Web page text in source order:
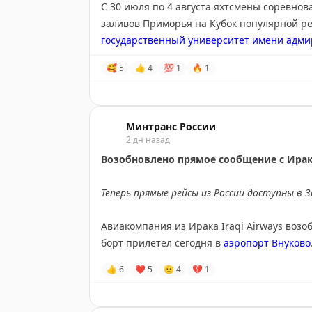
С 30 июля по 4 августа яхтсмены
заливов Приморья на Кубок популярной
государственный университет имени
Дата проведения выбрана неслучайно. 1
островом Сахалин составляет российские
честь этой даты регата проводится в эти
Обладая одним из самых больших
активным участником. Во всех зачетных
#КадрыТранспорта #рекаморе|
🦅Минтранс в MAКС
🥰5 👍 4 💯 1 🔥 1
Минтранс России
2 дн назад
Возобновлено прямое сообщение с
Теперь прямые рейсы из России доступны в
Авиакомпания из Ирака Iraqi Airways
борт прилетел сегодня в аэропорт Внуково.
Иракская авиакомпания возвращает
👍 6 ❤ 5 🫡 4 💔 1